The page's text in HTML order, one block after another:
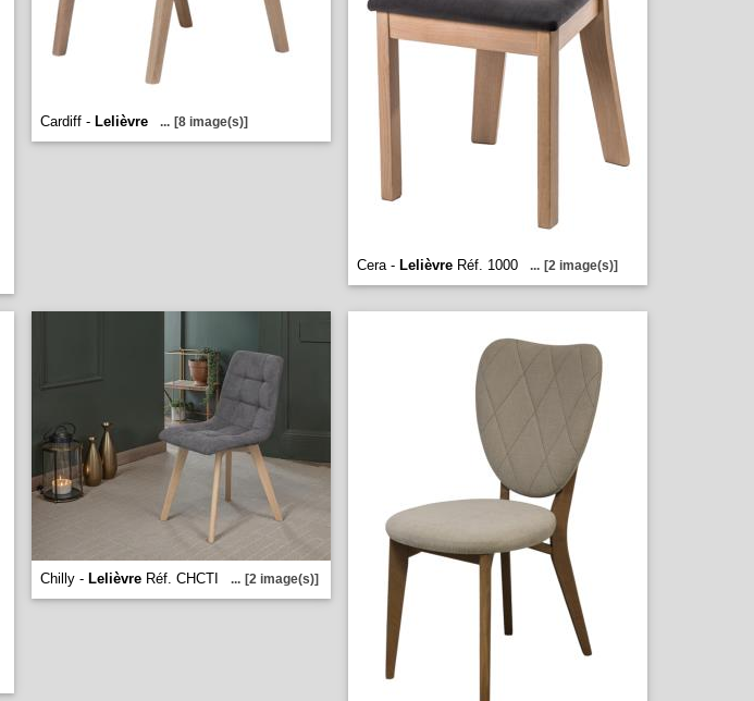
Cardiff - Lelièvre ... [8 image(s)]
Cera - Lelièvre Réf. 1000 ... [2 image(s)]
Chilly - Lelièvre Réf. CHCTI ... [2 image(s)]